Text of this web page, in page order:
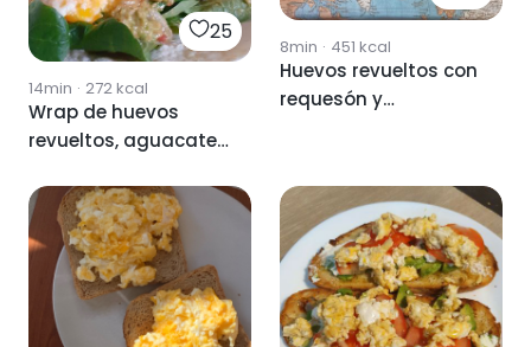
25
14min · 272kcal
Wrap de huevos
revueltos, aguacate
8min · 451 kcal
Huevos revueltos con
requesón y